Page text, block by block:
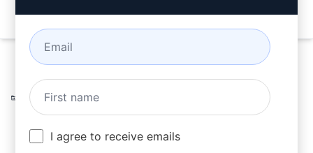
Home / AI Prompts
Writing
Prompts / Próbáld Ki Az észrevehetetlen AI Tartalmat
MrDanzo
July 15, 2023
916
0 647
I agree to receive emails